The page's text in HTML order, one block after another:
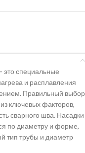
это специальные
и расплавления
Правильный выбор
ключевых факторов,
сварного шва. Насадки
по диаметру и форме,
тип трубы и диаметр